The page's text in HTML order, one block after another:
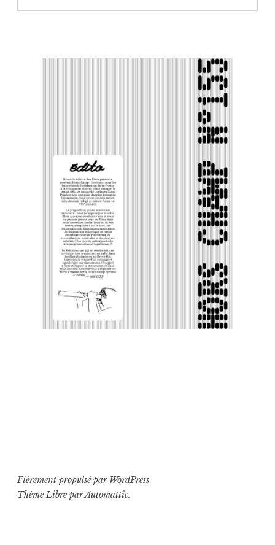
Fièrement propulsé par WordPress
Thème Libre parAutomattic.